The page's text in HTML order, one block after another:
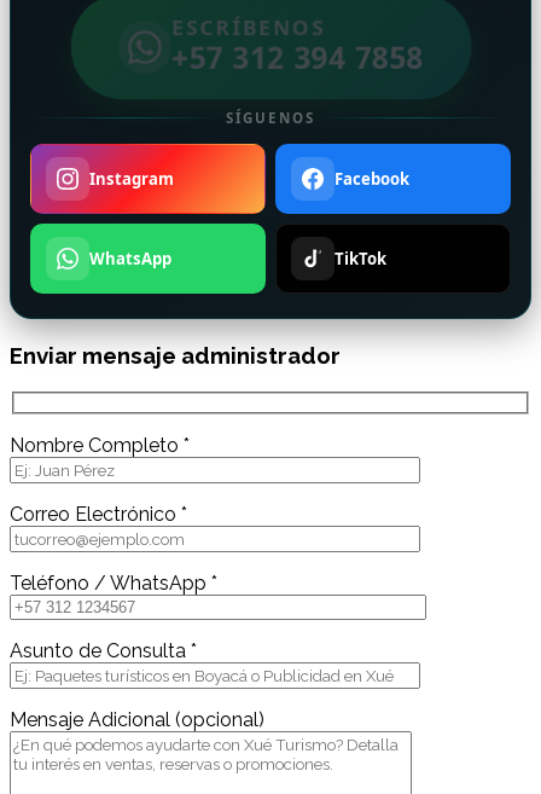
ESCRÍBENOS
+57 312 394 7858
SÍGUENOS
Instagram Facebook
WhatsApp TikTok
Enviar mensaje administrador
Nombre Completo *
Correo Electrónico *
Teléfono / WhatsApp *
Asunto de Consulta *
Mensaje Adicional (opcional)